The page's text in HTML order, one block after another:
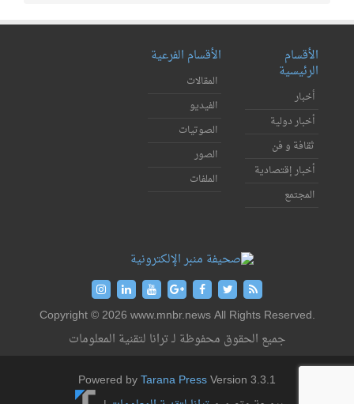
الأقسام
الرئيسية
أخبار
أخبار دولية
ثقافة و فن
أخبار إقتصادية
المجتمع
الأقسام الفرعية
المقالات
الفيديو
الصوتيات
الصور
الملفات
Copyright © 2026 www.mnbr.news All Rights Reserved.
جميع الحقوق محفوظة لـ ترانا لتقنية المعلومات
Powered byTarana PressVersion 3.3.1